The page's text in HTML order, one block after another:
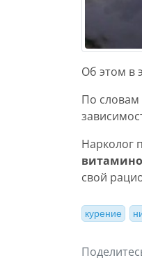
Об этом в
По словам
Нарколог
свой
курение